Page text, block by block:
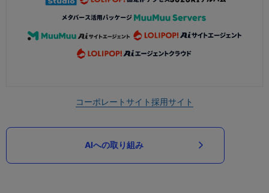
コーポレートサイト採用サイト
AIへの取り組み